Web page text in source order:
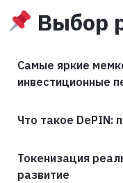
Выбор
Самые яркие
инвестиционные
Что такое DePIN:
Токенизация
развитие